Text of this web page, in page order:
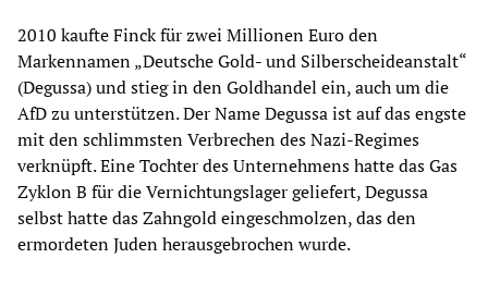
2010 kaufte Finck für zwei Millionen Euro den
Markennamen „Deutsche Gold- und Silberscheideanstalt“
(Degussa) und stieg in den Goldhandel ein, auch um die
AfD zu unterstützen. Der Name Degussa ist auf das engste
mit den schlimmsten Verbrechen des Nazi-Regimes
verknüpft. Eine Tochter des Unternehmens hatte das Gas
Zyklon B für die Vernichtungslager geliefert, Degussa
selbst hatte das Zahngold eingeschmolzen, das den
ermordeten Juden herausgebrochen wurde.